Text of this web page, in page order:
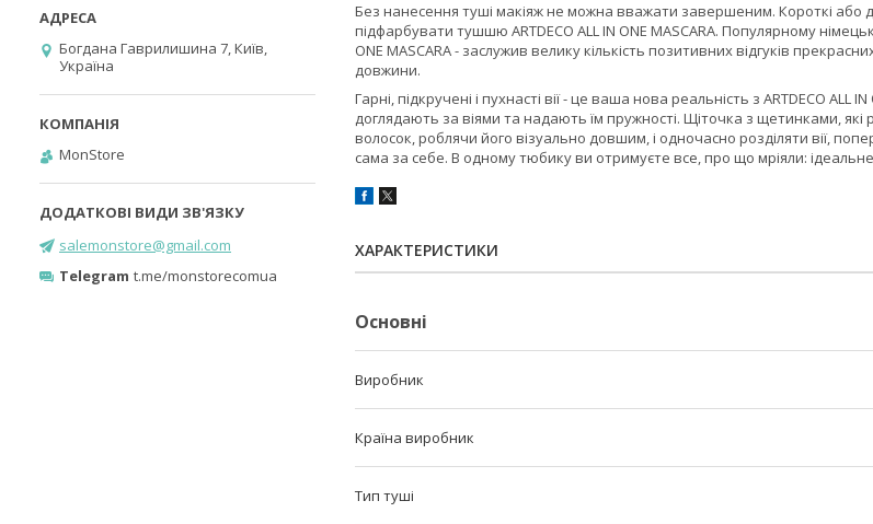
Без нанесення туші макіяж не можна вважати завершеним. Короткі або
підфарбувати тушшю ARTDECO ALL IN ONE MASCARA. Популярному
ONE MASCARA - заслужив велику кількість позитивних відгуків
довжини.
Гарні, підкручені і пухнасті вії - це ваша нова реальність з ARTDECO ALL
доглядають за віями та надають їм пружності. Щіточка з щетинками,
волосок, роблячи його візуально довшим, і одночасно розділяти вії,
сама за себе. В одному тюбику ви отримуєте все, про що мріяли:
ХАРАКТЕРИСТИКИ
Основні
Виробник
Країна виробник
Тип туші
Богдана Гаврилишина 7, Київ,
Україна
MonStore
salemonstore@gmail.com
Telegram t.me/monstorecomua